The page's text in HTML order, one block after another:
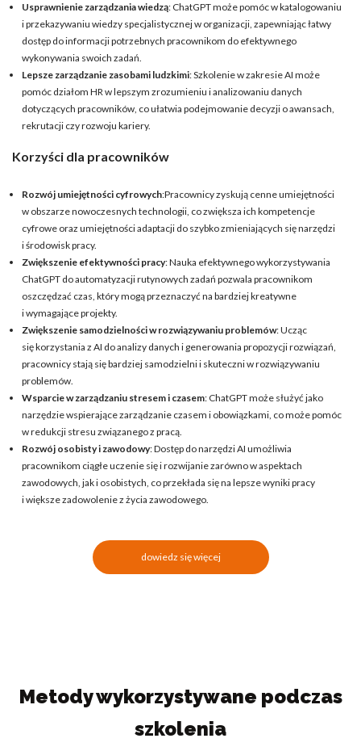
Usprawnienie zarządzania wiedzą: ChatGPT może pomóc w katalogowaniu
i przekazywaniu wiedzy specjalistycznej w organizacji, zapewniając łatwy
dostęp do informacji potrzebnych pracownikom do efektywnego
wykonywania swoich zadań.
Lepsze zarządzanie zasobami ludzkimi: Szkolenie w zakresie AI może
pomóc działom HR w lepszym zrozumieniu i analizowaniu danych
dotyczących pracowników, co ułatwia podejmowanie decyzji o awansach,
rekrutacji czy rozwoju kariery.
Korzyści dla pracowników
Rozwój umiejętności cyfrowych:Pracownicy zyskują cenne umiejętności
w obszarze nowoczesnych technologii, co zwiększa ich kompetencje
cyfrowe oraz umiejętności adaptacji do szybko zmieniających się narzędzi
i środowisk pracy.
Zwiększenie efektywności pracy: Nauka efektywnego wykorzystywania
ChatGPT do automatyzacji rutynowych zadań pozwala pracownikom
oszczędzać czas, który mogą przeznaczyć na bardziej kreatywne
i wymagające projekty.
Zwiększenie samodzielności w rozwiązywaniu problemów: Ucząc
się korzystania z AI do analizy danych i generowania propozycji rozwiązań,
pracownicy stają się bardziej samodzielni i skuteczni w rozwiązywaniu
problemów.
Wsparcie w zarządzaniu stresem i czasem: ChatGPT może służyć jako
narzędzie wspierające zarządzanie czasem i obowiązkami, co może pomóc
w redukcji stresu związanego z pracą.
Rozwój osobisty i zawodowy: Dostęp do narzędzi AI umożliwia
pracownikom ciągłe uczenie się i rozwijanie zarówno w aspektach
zawodowych, jak i osobistych, co przekłada się na lepsze wyniki pracy
i większe zadowolenie z życia zawodowego.
dowiedz się więcej
Metody wykorzystywane podczas
szkolenia